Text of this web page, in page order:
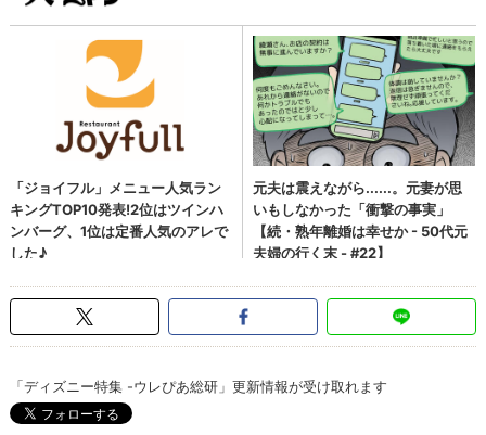
「ディズニー特集 -ウレぴあ総研」更新情報が受け取れます